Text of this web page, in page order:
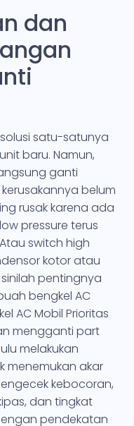
dan
satu-satunya
baru. Namun,
ganti
belum
rusak karena ada
pressure terus
switch high
kotor atau
pentingnya
bengkel AC
AC Mobil Prioritas
mengganti part
melakukan
menemukan akar
kebocoran,
dan tingkat
pendekatan